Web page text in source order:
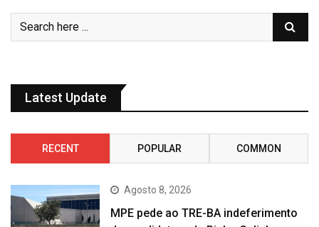
Latest Update
RECENT POPULAR COMMON
Agosto 8, 2026
MPE pede ao TRE-BA indeferimento